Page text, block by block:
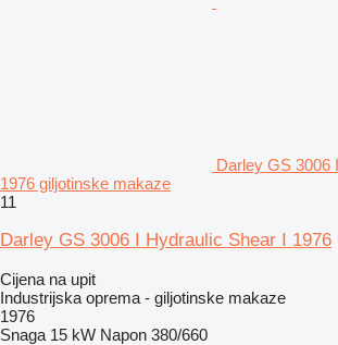
Darley GS 3006
1976 giljotinske makaze
11
Darley GS 3006 I Hydraulic Shear I 1976
Cijena na upit
Industrijska oprema - giljotinske makaze
1976
Snaga 15 kW Napon 380/660